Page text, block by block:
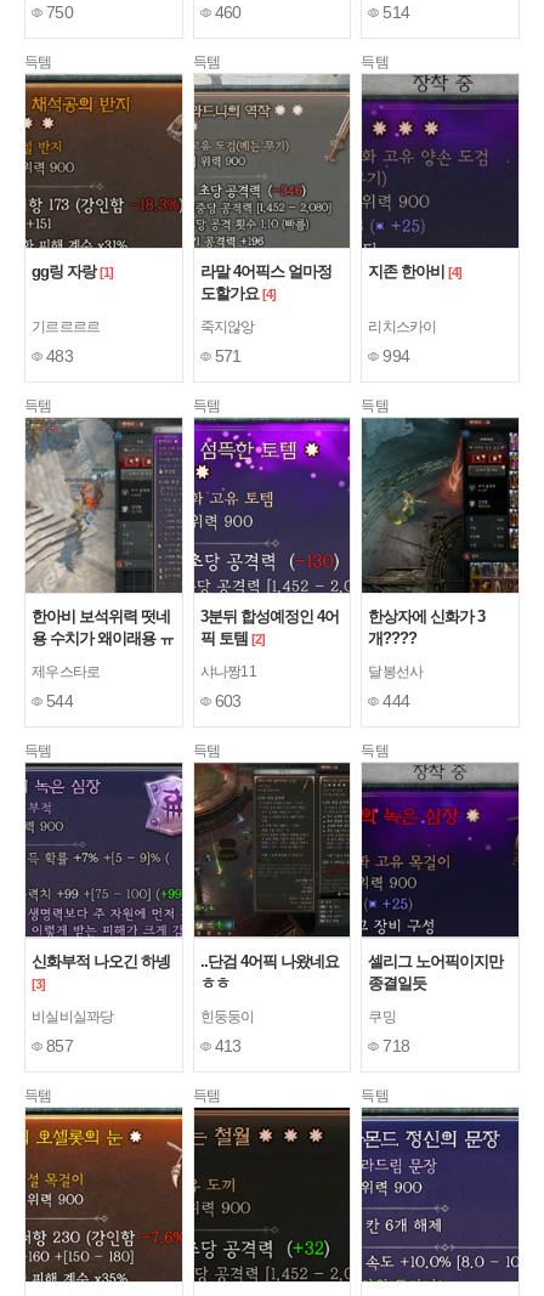
750 460 514
득템
gg링 자랑 [1]
기르르르르
483
득템
라말 4어픽스 얼마정
도할가요 [4]
죽지않앙
571
득템
지존 한아비 [4]
리치스카이
994
득템
한아비 보석위력 떳네
용 수치가 왜이래용 ㅠ
제우스타로
544
득템
3분뒤 합성예정인 4어
픽 토템 [2]
샤나짱11
603
득템
한상자에 신화가 3
개????
달봉선사
444
득템
신화부적 나오긴 하넹
[3]
비실비실꽈당
857
득템
..단검 4어픽 나왔네요
ㅎㅎ
힌둥둥이
413
득템
셀리그 노어픽이지만
종결일듯
쿠밍
718
득템 득템 득템